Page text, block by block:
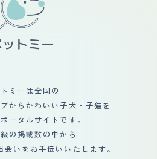
は全くありません。吠えは小さい
その子の性格かもしれません。
でどのような顔立ちに成長する
好きです。また、お散歩などで同
でしたが、色々調べたりトレーナ
犬と一緒に成長でたので良かった
生活はガラッと変わりました。何
ことが多くかなりアウトドア派に
ーションも増えました。
幸せな日々を送っています。
もある。 シャンプーは、トリミ
いて２週間に1回。ブラッシング
に目やにとりのシートで顔を拭
はほぼなく、ブラッシングの際に
の外見と性格を引き継いでいると
きく、マルチーズよりの子、ト
沢山の個性があり、差別化できる
じやすい。 性格も、マルチーズ
イプードルのように賢く、社交的
ーは、子犬の頃と大人になって
ミーは全国の
からかわいい子犬・子猫を
ータルサイトです。
の掲載数の中から
いをお手伝いいたします。